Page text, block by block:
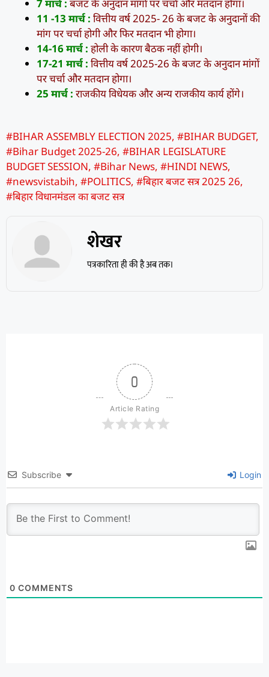
7 मार्च : बजट के अनुदान मांगों पर चर्चा और मतदान होगा।
11 -13 मार्च : वित्तीय वर्ष 2025- 26 के बजट के अनुदानों की
मांग पर चर्चा होगी और फिर मतदान भी होगा।
14-16 मार्च : होली के कारण बैठक नहीं होगी।
17-21 मार्च : वित्तीय वर्ष 2025-26 के बजट के अनुदान मांगों
पर चर्चा और मतदान होगा।
25 मार्च : राजकीय विधेयक और अन्य राजकीय कार्य होंगे।
#BIHAR ASSEMBLY ELECTION 2025, #BIHAR BUDGET,
#Bihar Budget 2025-26, #BIHAR LEGISLATURE
BUDGET SESSION, #Bihar News, #HINDI NEWS,
#newsvistabih, #POLITICS, #बिहार बजट सत्र 2025 26,
#बिहार विधानमंडल का बजट सत्र
शेखर
पत्रकारिता ही की है अब तक।
0
Article Rating
Subscribe Login
0 COMMENTS